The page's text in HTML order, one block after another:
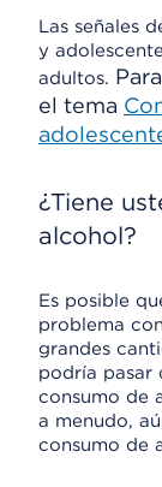
Las señales
y
adultos.
el tema
¿Tiene
alcohol?
Es posible
problema
grandes
podría pasar
consumo de
a menudo,
consumo de